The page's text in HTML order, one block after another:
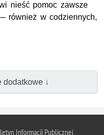
nieść pomoc zawsze
również w codziennych,
dodatkowe ↓
Informacji Publicznej